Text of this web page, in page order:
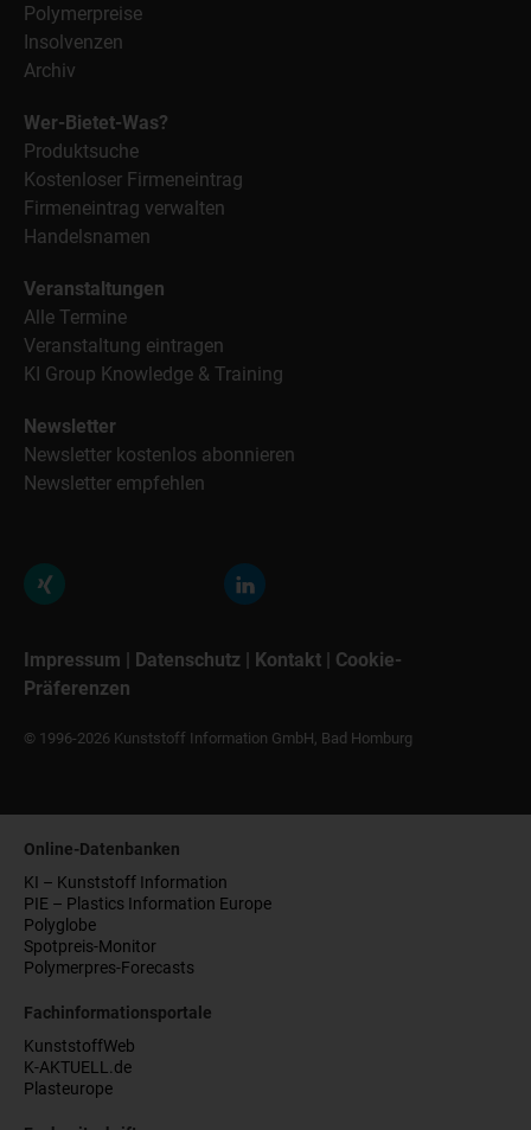
Polymerpreise
Insolvenzen
Archiv
Wer-Bietet-Was?
Produktsuche
Kostenloser Firmeneintrag
Firmeneintrag verwalten
Handelsnamen
Veranstaltungen
Alle Termine
Veranstaltung eintragen
KI Group Knowledge & Training
Newsletter
Newsletter kostenlos abonnieren
Newsletter empfehlen
Impressum | Datenschutz | Kontakt | Cookie-
Präferenzen
© 1996-2026 Kunststoff Information GmbH, Bad Homburg
Online-Datenbanken
KI – Kunststoff Information
PIE – Plastics Information Europe
Polyglobe
Spotpreis-Monitor
Polymerpres-Forecasts
Fachinformationsportale
KunststoffWeb
K-AKTUELL.de
Plasteurope